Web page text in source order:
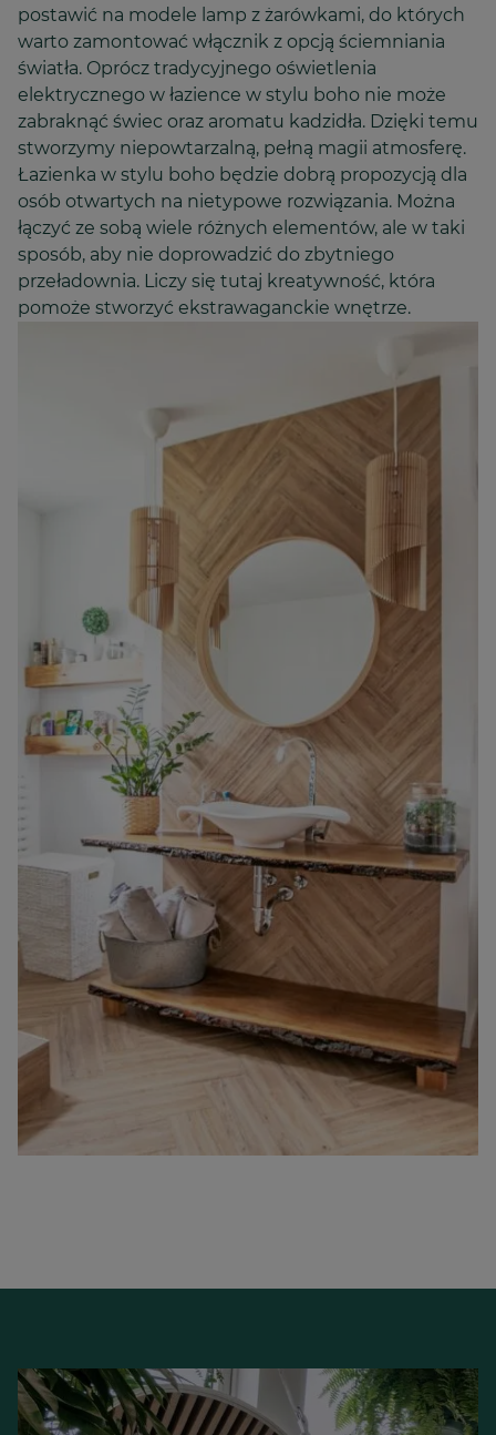
postawić na modele lamp z żarówkami, do których
warto zamontować włącznik z opcją ściemniania
światła. Oprócz tradycyjnego oświetlenia
elektrycznego w łazience w stylu boho nie może
zabraknąć świec oraz aromatu kadzidła. Dzięki temu
stworzymy niepowtarzalną, pełną magii atmosferę.
Łazienka w stylu boho będzie dobrą propozycją dla
osób otwartych na nietypowe rozwiązania. Można
łączyć ze sobą wiele różnych elementów, ale w taki
sposób, aby nie doprowadzić do zbytniego
przeładownia. Liczy się tutaj kreatywność, która
pomoże stworzyć ekstrawaganckie wnętrze.